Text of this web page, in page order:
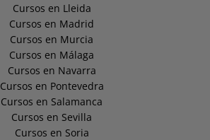
Cursos en Lleida
Cursos en Madrid
Cursos en Murcia
Cursos en Málaga
Cursos en Navarra
Cursos en Pontevedra
Cursos en Salamanca
Cursos en Sevilla
Cursos en Soria